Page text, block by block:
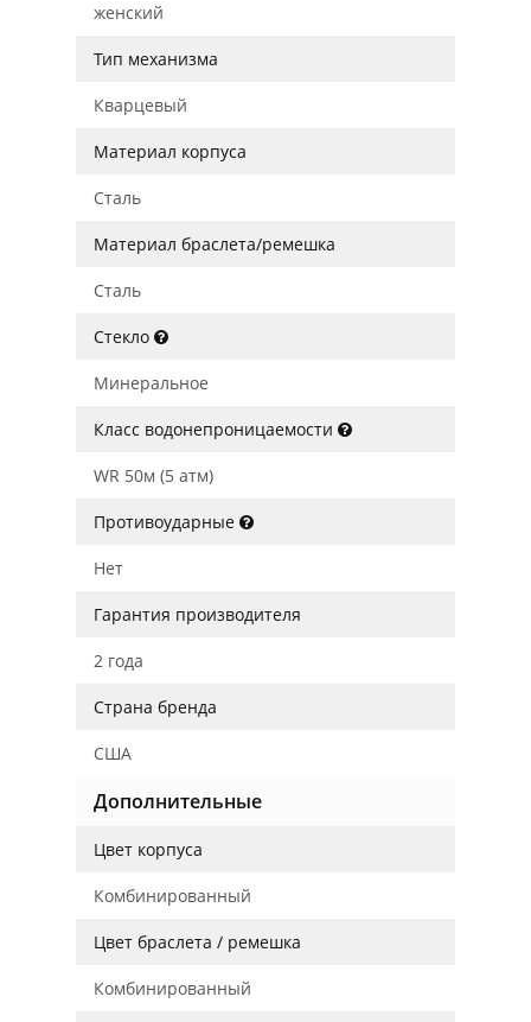
женский
Тип механизма
Кварцевый
Материал корпуса
Сталь
Материал браслета/ремешка
Сталь
Стекло
Минеральное
Класс водонепроницаемости
WR 50м (5 атм)
Противоударные
Нет
Гарантия производителя
2 года
Страна бренда
США
Дополнительные
Цвет корпуса
Комбинированный
Цвет браслета / ремешка
Комбинированный